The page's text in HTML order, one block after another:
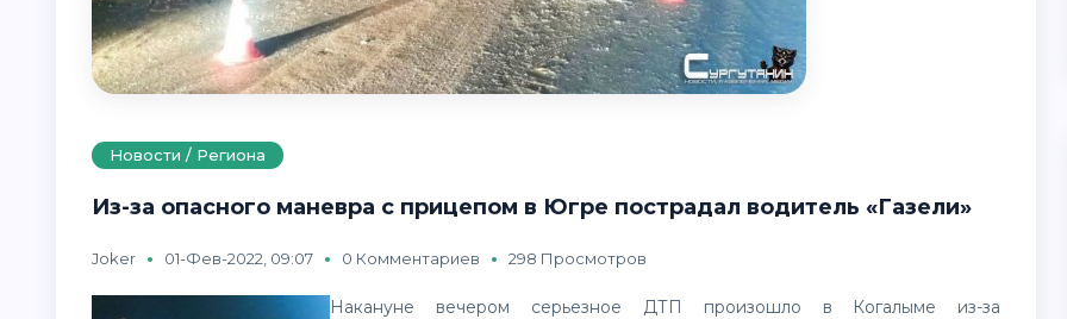
Новости / Региона
Из-за опасного маневра с прицепом в Югре пострадал водитель «Газели»
Joker 01-Фев-2022, 09:07 0 Комментариев 298 Просмотров
Накануне вечером серьезное ДТП произошло в Когалыме из-за